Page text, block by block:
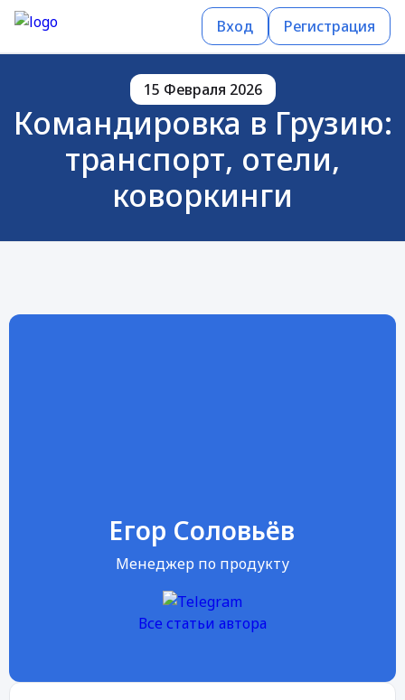
Вход Регистрация
15 Февраля 2026
Командировка в Грузию:
транспорт, отели,
коворкинги
Егор Соловьёв
Менеджер по продукту
Все статьи автора